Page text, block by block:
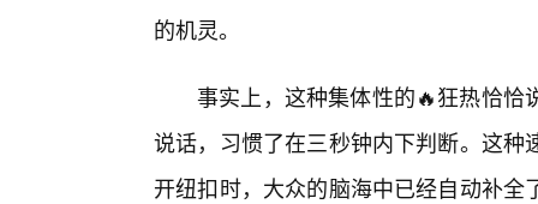
的机灵。
事实上，这种集体性的🔥狂热恰恰
说话，习惯了在三秒钟内下判断。这
开纽扣时，大众的脑海中已经自动补